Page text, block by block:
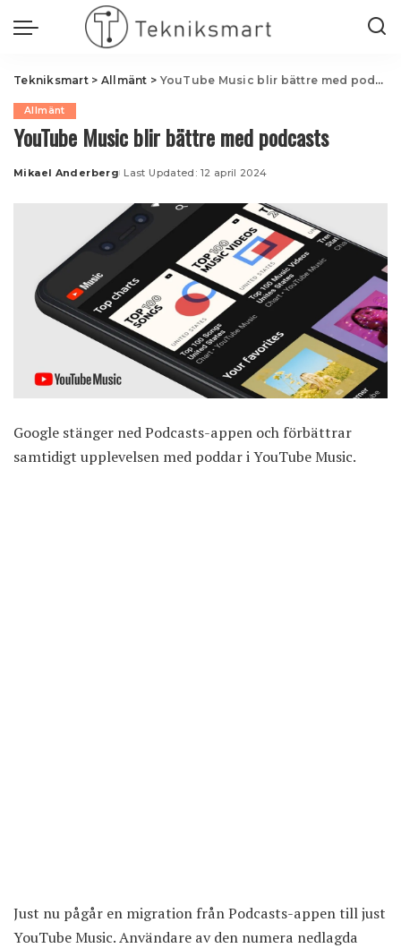
Tekniksmart> Allmänt > YouTube Music blir bättre med podcasts
Allmänt
YouTube Music blir bättre med podcasts
Posted
Mikael Anderberg Last Updated: 12 april 2024
Google stänger ned Podcasts-appen och förbättrar
samtidigt upplevelsen med poddar i YouTube Music.
Just nu pågår en migration från Podcasts-appen till just
YouTube Music. Användare av den numera nedlagda